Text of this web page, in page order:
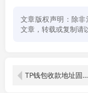
文章版权声明：除
文章，转载或复制请
TP钱包收款地址固定不变的奥秘与优势